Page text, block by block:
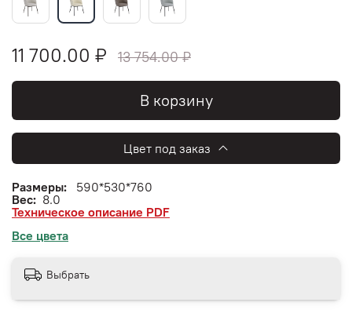
11 700.00 ₽ 13 754.00 ₽
В корзину
Цвет под заказ
Все цвета
Размеры:
590*530*760
Вес: 8.0
Техническое описание PDF
Выбрать